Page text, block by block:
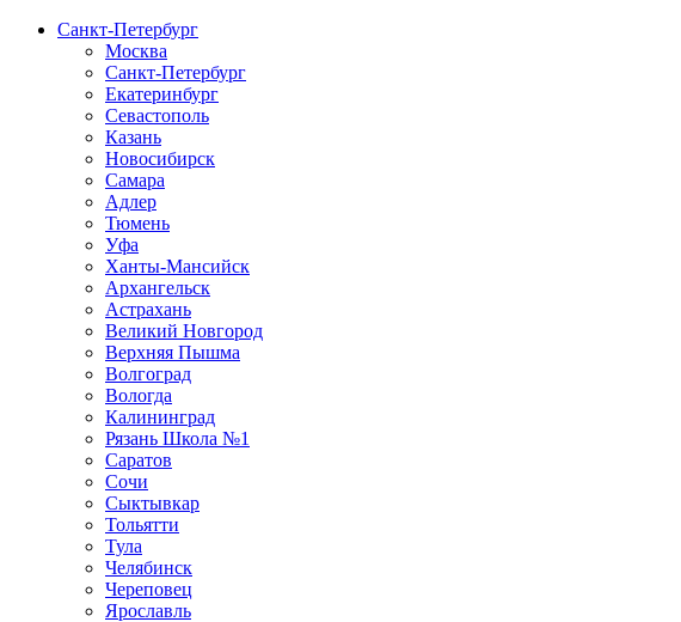
Санкт-Петербург
Москва
Санкт-Петербург
Екатеринбург
Севастополь
Казань
Новосибирск
Самара
Адлер
Тюмень
Уфа
Ханты-Мансийск
Архангельск
Астрахань
Великий Новгород
Верхняя Пышма
Волгоград
Вологда
Калининград
Рязань Школа №1
Саратов
Сочи
Сыктывкар
Тольятти
Тула
Челябинск
Череповец
Ярославль